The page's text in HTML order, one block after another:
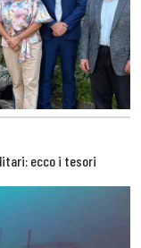
ecco i tesori